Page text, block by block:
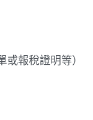
報稅證明等）